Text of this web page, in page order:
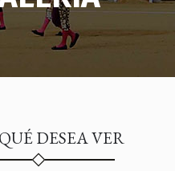
DESEA VER